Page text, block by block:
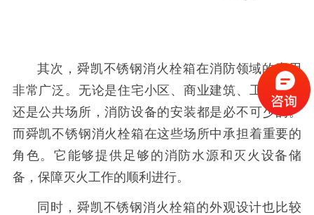
其次，舜凯不锈钢消火栓箱在消防领域的应用
非常广泛。无论是住宅小区、商业建筑、工业园区
还是公共场所，消防设备的安装都是必不可少的。
而舜凯不锈钢消火栓箱在这些场所中承担着重要的
角色。它能够提供足够的消防水源和灭火设备储
备，保障灭火工作的顺利进行。
同时，舜凯不锈钢消火栓箱的外观设计也比较